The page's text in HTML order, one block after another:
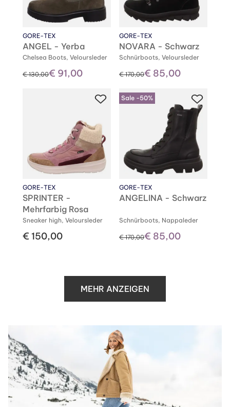
GORE-TEX
ANGEL - Yerba
Chelsea Boots, Veloursleder
statt
€ 130,00€ 91,00
GORE-TEX
NOVARA - Schwarz
Schnürboots, Veloursleder
statt
€ 170,00€ 85,00
GORE-TEX
SPRINTER -
Mehrfarbig Rosa
Sneaker high, Veloursleder
€ 150,00
Sale -50%
GORE-TEX
ANGELINA - Schwarz
Schnürboots, Nappaleder
statt
€ 170,00€ 85,00
MEHR ANZEIGEN